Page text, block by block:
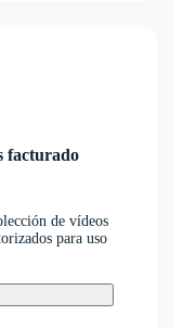
facturado
de vídeos
para uso